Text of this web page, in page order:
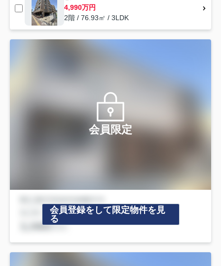
4,990万円
2階 / 76.93㎡ / 3LDK
会員限定
会員登録をして限定物件を見
る